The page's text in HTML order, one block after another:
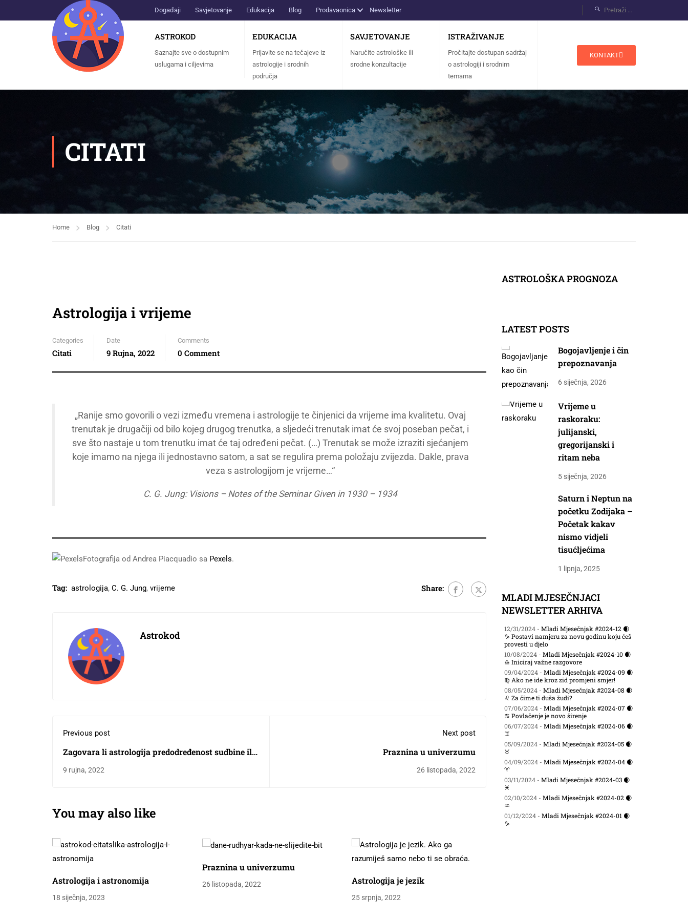
Događaji Savjetovanje Edukacija Blog Prodavaonica Newsletter
ASTROKOD
Saznajte sve o dostupnim
uslugama i ciljevima
EDUKACIJA
Prijavite se na tečajeve iz
astrologije i srodnih
područja
SAVJETOVANJE
Naručite astrološke ili
srodne konzultacije
ISTRAŽIVANJE
Pročitajte dostupan sadržaj
o astrologiji i srodnim
temama
KONTAKT
CITATI
Home Blog Citati
Astrologija i vrijeme
Categories
Citati
Date
9 Rujna, 2022
Comments
0 Comment
„Ranije smo govorili o vezi između vremena i astrologije te činjenici da vrijeme ima kvalitetu. Ovaj
trenutak je drugačiji od bilo kojeg drugog trenutka, a sljedeći trenutak imat će svoj poseban pečat, i
sve što nastaje u tom trenutku imat će taj određeni pečat. (…) Trenutak se može izraziti sjećanjem
koje imamo na njega ili jednostavno satom, a sat se regulira prema položaju zvijezda. Dakle, prava
veza s astrologijom je vrijeme…“
C. G. Jung: Visions – Notes of the Seminar Given in 1930 – 1934
Fotografija od Andrea Piacquadio sa Pexels.
Tag: astrologija, C. G. Jung, vrijeme Share:
Astrokod
Previous post
Zagovara li astrologija predodređenost sudbine ili
slobodnu volju?
9 rujna, 2022
Next post
Praznina u univerzumu
26 listopada, 2022
You may also like
Astrologija i astronomija
18 siječnja, 2023
Praznina u univerzumu
26 listopada, 2022 Astrologija je jezik
25 srpnja, 2022
ASTROLOŠKA PROGNOZA
LATEST POSTS
Bogojavljenje i čin
prepoznavanja
6 siječnja, 2026
Vrijeme u
raskoraku:
julijanski,
gregorijanski i
ritam neba
5 siječnja, 2026
Saturn i Neptun na
početku Zodijaka –
Početak kakav
nismo vidjeli
tisućljećima
1 lipnja, 2025
MLADI MJESEČNJACI
NEWSLETTER ARHIVA
12/31/2024 - Mladi Mjesečnjak #2024-12 🌒
♑ Postavi namjeru za novu godinu koju ćeš
provesti u djelo
10/08/2024 - Mladi Mjesečnjak #2024-10 🌒
♎ Iniciraj važne razgovore
09/04/2024 - Mladi Mjesečnjak #2024-09 🌒
♍ Ako ne ide kroz zid promjeni smjer!
08/05/2024 - Mladi Mjesečnjak #2024-08 🌒
♌ Za čime ti duša žudi?
07/06/2024 - Mladi Mjesečnjak #2024-07 🌒
♋ Povlačenje je novo širenje
06/07/2024 - Mladi Mjesečnjak #2024-06 🌒
♊
05/09/2024 - Mladi Mjesečnjak #2024-05 🌒
♉
04/09/2024 - Mladi Mjesečnjak #2024-04 🌒
♈
03/11/2024 - Mladi Mjesečnjak #2024-03 🌒
♓
02/10/2024 - Mladi Mjesečnjak #2024-02 🌒
♒
01/12/2024 - Mladi Mjesečnjak #2024-01 🌒
♑